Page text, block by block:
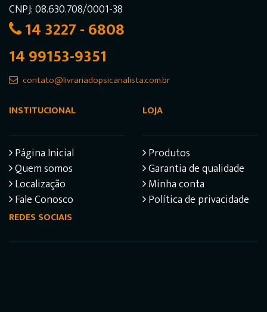
CNPJ: 08.630.708/0001-38
14 3227 - 6808
14 99153-9351
contato@livrariadopsicanalista.com.br
INSTITUCIONAL
Página Inicial
Quem somos
Localização
Fale Conosco
LOJA
Produtos
Garantia de qualidade
Minha conta
Política de privacidade
REDES SOCIAIS